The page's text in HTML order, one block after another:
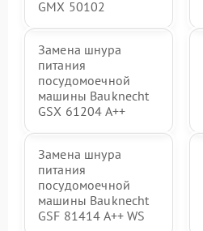
GMX 50102
Замена шнура
питания
посудомоечной
машины Bauknecht
GSX 61204 A++
Замена шнура
питания
посудомоечной
машины Bauknecht
GSF 81414 A++ WS